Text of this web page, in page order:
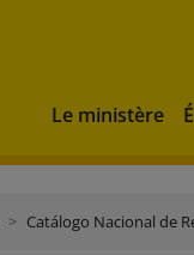
Le ministère
Catálogo Nacional de